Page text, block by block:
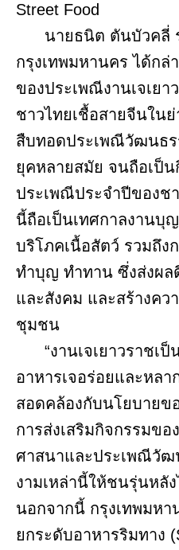
Street Food
นายธนิต ตันบัวคลี่
กรุงเทพมหานคร ได้กล่
ของประเพณีงานเจเยา
ชาวไทยเชื้อสายจีนใน
สืบทอดประเพณีวัฒนธ
ยุคหลายสมัย จนถือเป็
ประเพณีประจำปีของช
นี้ถือเป็นเทศกาลงานบุ
บริโภคเนื้อสัตว์ รวมถึ
ทำบุญ ทำทาน ซึ่งส่งผล
และสังคม และสร้างค
ชุมชน
“งานเจเยาวราชเป็
อาหารเจอร่อยและหล
สอดคล้องกับนโยบายข
การส่งเสริมกิจกรรมข
ศาสนาและประเพณีวัฒ
งามเหล่านี้ให้ชนรุ่นหลั
นอกจากนี้ กรุงเทพมห
ยกระดับอาหารริมทาง